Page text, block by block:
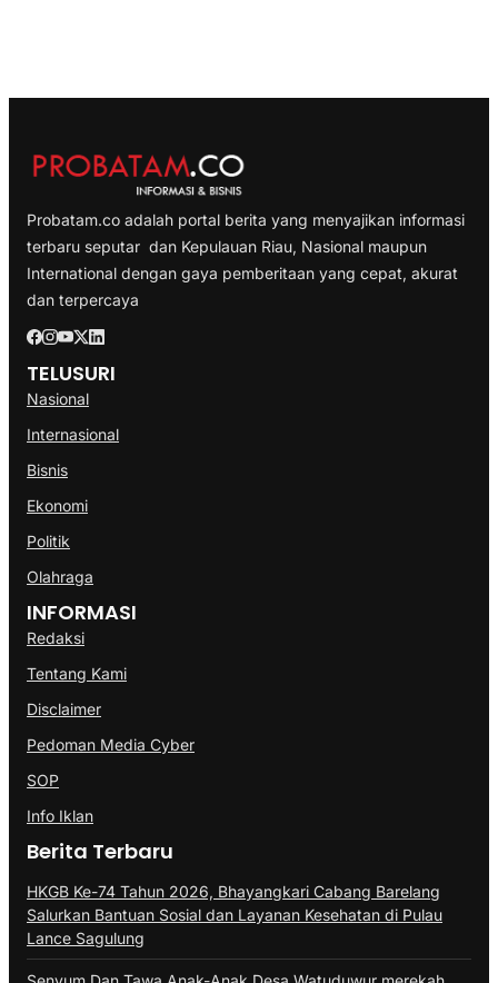
Probatam.co adalah portal berita yang menyajikan informasi
terbaru seputar dan Kepulauan Riau, Nasional maupun
International dengan gaya pemberitaan yang cepat, akurat
dan terpercaya
TELUSURI
Nasional
Internasional
Bisnis
Ekonomi
Politik
Olahraga
INFORMASI
Redaksi
Tentang Kami
Disclaimer
Pedoman Media Cyber
SOP
Info Iklan
Berita Terbaru
HKGB Ke-74 Tahun 2026, Bhayangkari Cabang Barelang
Salurkan Bantuan Sosial dan Layanan Kesehatan di Pulau
Lance Sagulung